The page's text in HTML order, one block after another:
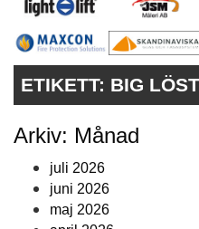
VÅRA ANDRA MAGASIN
ANNONSERA
ETIKETT: BIG
Arkiv: Månad
juli 2026
juni 2026
maj 2026